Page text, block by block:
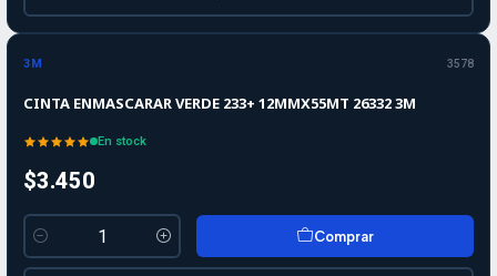
3M 3578
CINTA ENMASCARAR VERDE 233+ 12MMX55MT 26332 3M
En stock
$3.450
Cantidad
Comprar